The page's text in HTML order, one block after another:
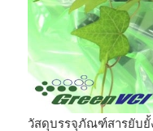
วัสดุบรรจุภัณฑ์สารยับยั้